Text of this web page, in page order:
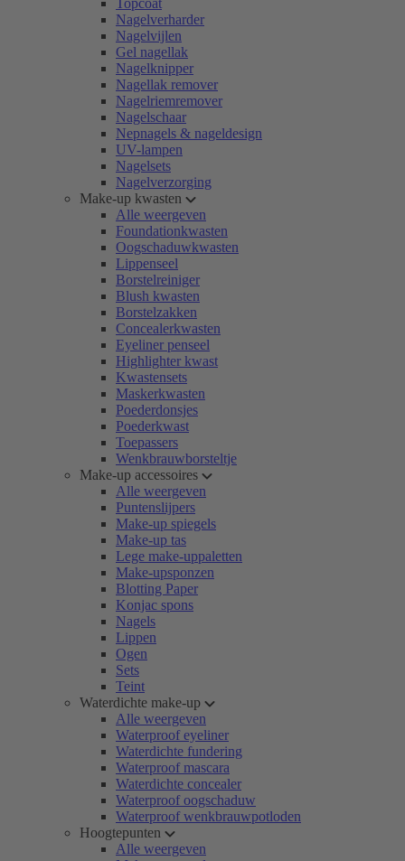
Topcoat
Nagelverharder
Nagelvijlen
Gel nagellak
Nagelknipper
Nagellak remover
Nagelriemremover
Nagelschaar
Nepnagels & nageldesign
UV-lampen
Nagelsets
Nagelverzorging
Make-up kwasten
Alle weergeven
Foundationkwasten
Oogschaduwkwasten
Lippenseel
Borstelreiniger
Blush kwasten
Borstelzakken
Concealerkwasten
Eyeliner penseel
Highlighter kwast
Kwastensets
Maskerkwasten
Poederdonsjes
Poederkwast
Toepassers
Wenkbrauwborsteltje
Make-up accessoires
Alle weergeven
Puntenslijpers
Make-up spiegels
Make-up tas
Lege make-uppaletten
Make-upsponzen
Blotting Paper
Konjac spons
Nagels
Lippen
Ogen
Sets
Teint
Waterdichte make-up
Alle weergeven
Waterproof eyeliner
Waterdichte fundering
Waterproof mascara
Waterdichte concealer
Waterproof oogschaduw
Waterproof wenkbrauwpotloden
Hoogtepunten
Alle weergeven